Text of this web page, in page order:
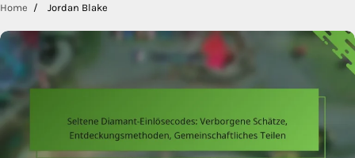
Home Jordan Blake